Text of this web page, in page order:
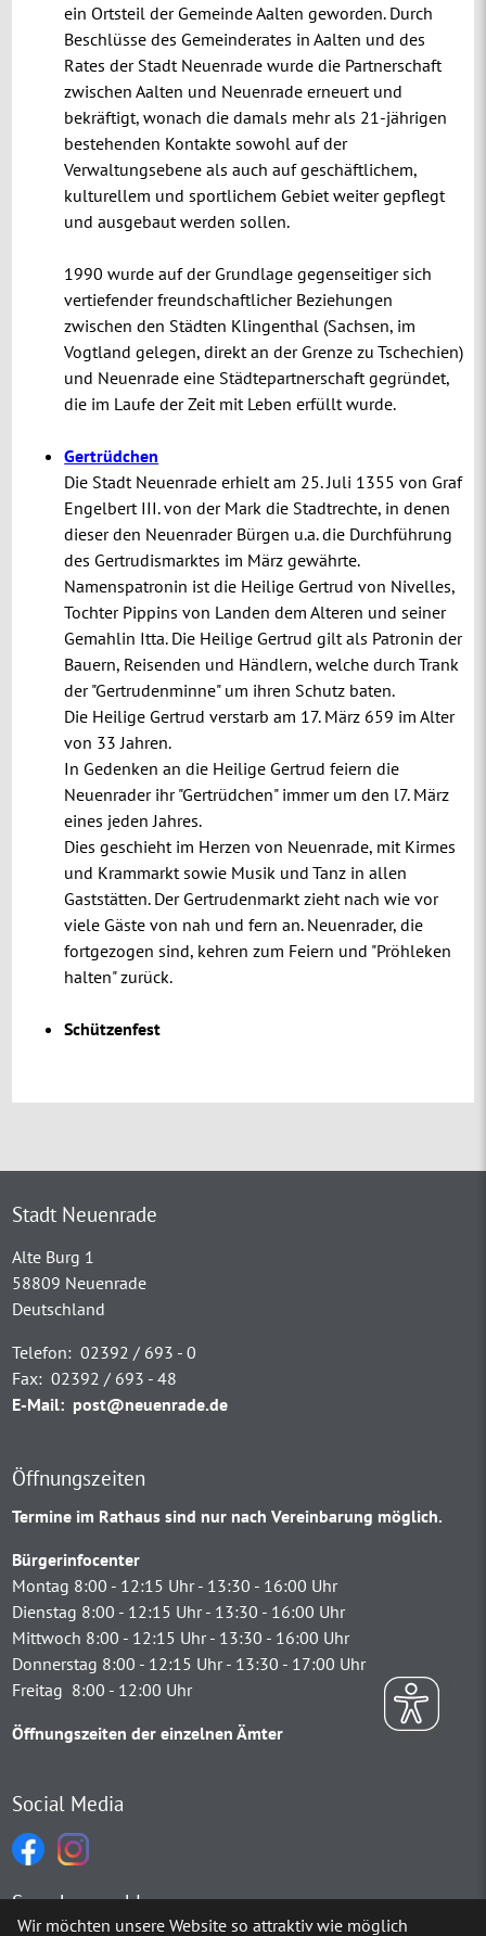
ein Ortsteil der Gemeinde Aalten geworden. Durch
Beschlüsse des Gemeinderates in Aalten und des
Rates der Stadt Neuenrade wurde die Partnerschaft
zwischen Aalten und Neuenrade erneuert und
bekräftigt, wonach die damals mehr als 21-jährigen
bestehenden Kontakte sowohl auf der
Verwaltungsebene als auch auf geschäftlichem,
kulturellem und sportlichem Gebiet weiter gepflegt
und ausgebaut werden sollen.
1990 wurde auf der Grundlage gegenseitiger sich
vertiefender freundschaftlicher Beziehungen
zwischen den Städten Klingenthal (Sachsen, im
Vogtland gelegen, direkt an der Grenze zu Tschechien)
und Neuenrade eine Städtepartnerschaft gegründet,
die im Laufe der Zeit mit Leben erfüllt wurde.
Gertrüdchen
Die Stadt Neuenrade erhielt am 25. Juli 1355 von Graf
Engelbert III. von der Mark die Stadtrechte, in denen
dieser den Neuenrader Bürgen u.a. die Durchführung
des Gertrudismarktes im März gewährte.
Namenspatronin ist die Heilige Gertrud von Nivelles,
Tochter Pippins von Landen dem Alteren und seiner
Gemahlin Itta. Die Heilige Gertrud gilt als Patronin der
Bauern, Reisenden und Händlern, welche durch Trank
der "Gertrudenminne" um ihren Schutz baten.
Die Heilige Gertrud verstarb am 17. März 659 im Alter
von 33 Jahren.
In Gedenken an die Heilige Gertrud feiern die
Neuenrader ihr "Gertrüdchen" immer um den l7. März
eines jeden Jahres.
Dies geschieht im Herzen von Neuenrade, mit Kirmes
und Krammarkt sowie Musik und Tanz in allen
Gaststätten. Der Gertrudenmarkt zieht nach wie vor
viele Gäste von nah und fern an. Neuenrader, die
fortgezogen sind, kehren zum Feiern und "Pröhleken
halten" zurück.
Schützenfest
Stadt Neuenrade
Alte Burg 1
58809 Neuenrade
Deutschland
Telefon: 02392 / 693 - 0
Fax: 02392 / 693 - 48
E-Mail: post@neuenrade.de
Öffnungszeiten
Termine im Rathaus sind nur nach Vereinbarung möglich.
Bürgerinfocenter
Montag 8:00 - 12:15 Uhr - 13:30 - 16:00 Uhr
Dienstag 8:00 - 12:15 Uhr - 13:30 - 16:00 Uhr
Mittwoch 8:00 - 12:15 Uhr - 13:30 - 16:00 Uhr
Donnerstag 8:00 - 12:15 Uhr - 13:30 - 17:00 Uhr
Freitag 8:00 - 12:00 Uhr
Öffnungszeiten der einzelnen Ämter
Social Media
Sprachauswahl
Wir möchten unsere Website so attraktiv wie möglich